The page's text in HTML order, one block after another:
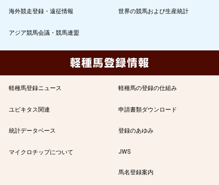
海外競走登録・遠征情報 世界の競馬および生産統計
アジア競馬会議・競馬連盟
軽種馬登録ニュース 軽種馬の登録の仕組み
ユビキタス関連 申請書類ダウンロード
統計データベース 登録のあゆみ
マイクロチップについて JWS
馬名登録案内